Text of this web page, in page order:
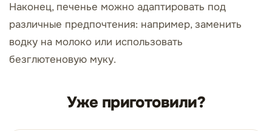
Наконец, печенье можно адаптировать под
различные предпочтения: например, заменить
водку на молоко или использовать
безглютеновую муку.
Уже приготовили?